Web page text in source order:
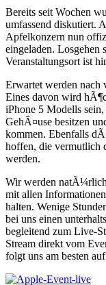
Bereits seit Wochen
umfassend diskutiert.
Apfelkonzern nun
eingeladen. Losgehen
Veranstaltungsort ist
Erwartet werden nach
Eines davon wird
iPhone 5 Modells
GehÃ¤use besitzen
kommen. Ebenfalls
hoffen, die vermutlich
werden.
Wir werden
mit allen
halten. Wenige
bei uns einen
begleitend zum Live-
Stream direkt vom
folgt uns am besten auf